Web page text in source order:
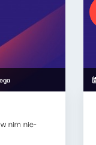
nim nie-